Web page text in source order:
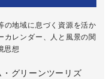
の地域に息づく資源を活か
カレンダー、人と風景の関
思想
グリーンツーリズ